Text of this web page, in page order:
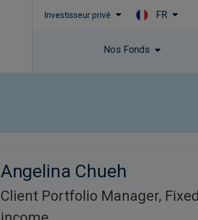
Investisseur privé FR
Nos Fonds
Angelina Chueh
Client Portfolio Manager, Fixed